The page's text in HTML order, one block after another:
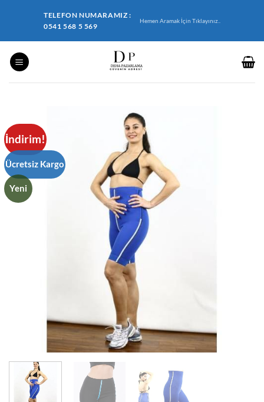
TELEFON NUMARAMIZ :
0541 568 5 569
Hemen Aramak İçin Tıklayınız..
İndirim!
Ücretsiz Kargo
Yeni